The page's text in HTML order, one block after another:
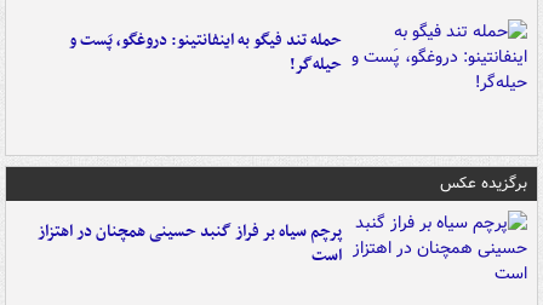
حمله تند فیگو به اینفانتینو: دروغگو، پَست‌ و
حیله‌گر!
برگزیده عکس
پرچم سیاه بر فراز گنبد حسینی همچنان در اهتزاز
است